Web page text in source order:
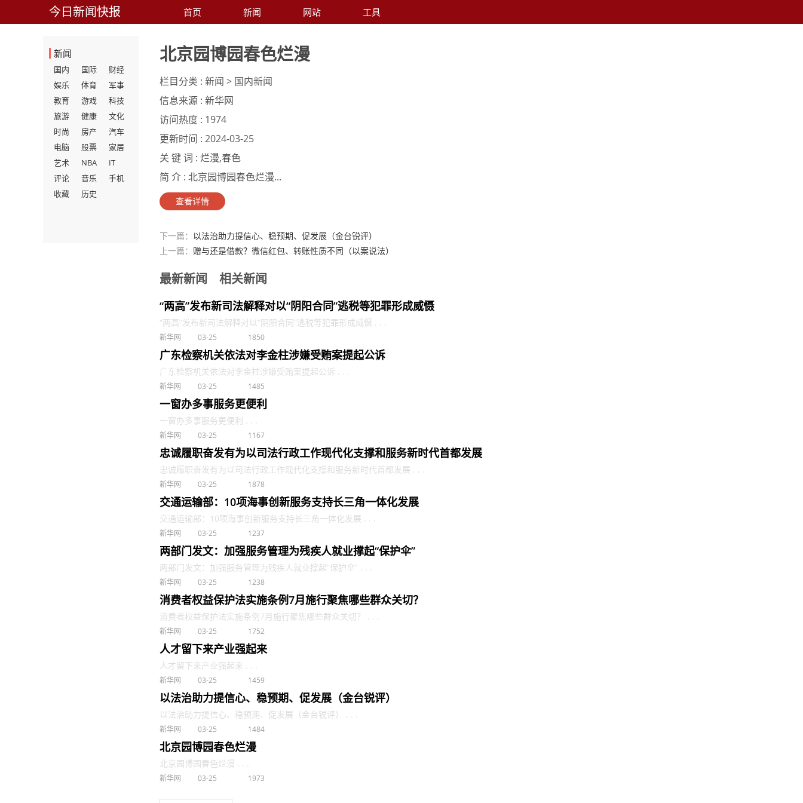
今日新闻快报 首页 新闻 网站 工具
新闻
国内 国际
财经
娱乐
体育
军事
教育
游戏
科技
旅游
健康
文化
时尚
房产
汽车
电脑
股票
家居
艺术
NBA
IT
评论
音乐
手机
收藏
历史
北京园博园春色烂漫
栏目分类 : 新闻 > 国内新闻
信息来源 : 新华网
访问热度 : 1974
更新时间 : 2024-03-25
关 键 词 : 烂漫,春色
简 介 : 北京园博园春色烂漫...
查看详情
下一篇： 以法治助力提信心、稳预期、促发展（金台锐评）
上一篇： 赠与还是借款？微信红包、转账性质不同（以案说法）
最新新闻 相关新闻
“两高”发布新司法解释对以“阴阳合同”逃税等犯罪形成威慑
“两高”发布新司法解释对以“阴阳合同”逃税等犯罪形成威慑 . . .
新华网 03-25 1850
广东检察机关依法对李金柱涉嫌受贿案提起公诉
广东检察机关依法对李金柱涉嫌受贿案提起公诉 . . .
新华网 03-25 1485
一窗办多事服务更便利
一窗办多事服务更便利 . . .
新华网 03-25 1167
忠诚履职奋发有为以司法行政工作现代化支撑和服务新时代首都发展
忠诚履职奋发有为以司法行政工作现代化支撑和服务新时代首都发展 . . .
新华网 03-25 1878
交通运输部：10项海事创新服务支持长三角一体化发展
交通运输部：10项海事创新服务支持长三角一体化发展 . . .
新华网 03-25 1237
两部门发文：加强服务管理为残疾人就业撑起“保护伞”
两部门发文：加强服务管理为残疾人就业撑起“保护伞” . . .
新华网 03-25 1238
消费者权益保护法实施条例7月施行聚焦哪些群众关切？
消费者权益保护法实施条例7月施行聚焦哪些群众关切？ . . .
新华网 03-25 1752
人才留下来产业强起来
人才留下来产业强起来 . . .
新华网 03-25 1459
以法治助力提信心、稳预期、促发展（金台锐评）
以法治助力提信心、稳预期、促发展（金台锐评） . . .
新华网 03-25 1484
北京园博园春色烂漫
北京园博园春色烂漫 . . .
新华网 03-25 1973